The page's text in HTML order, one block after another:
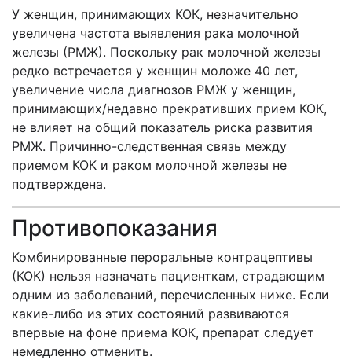
У женщин, принимающих КОК, незначительно
увеличена частота выявления рака молочной
железы (РМЖ). Поскольку рак молочной железы
редко встречается у женщин моложе 40 лет,
увеличение числа диагнозов РМЖ у женщин,
принимающих/недавно прекративших прием КОК,
не влияет на общий показатель риска развития
РМЖ. Причинно-следственная связь между
приемом КОК и раком молочной железы не
подтверждена.
Противопоказания
Комбинированные пероральные контрацептивы
(КОК) нельзя назначать пациенткам, страдающим
одним из заболеваний, перечисленных ниже. Если
какие-либо из этих состояний развиваются
впервые на фоне приема КОК, препарат следует
немедленно отменить.